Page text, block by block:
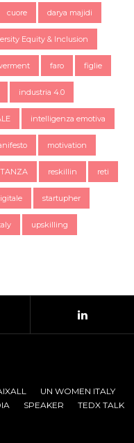
cuore darya majidi
Equity & Inclusion
faro figlie
industria 4.0
intelligenza emotiva
motivation
reskillin reti
startupher
upskilling
UN WOMEN ITALY
SPEAKER
TEDX TALK